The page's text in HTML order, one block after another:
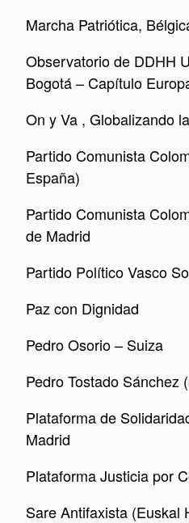
Marcha Patriótica,
Observatorio de DDHH
Bogotá – Capítulo
On y Va , Globalizando
Partido Comunista
España)
Partido Comunista
de Madrid
Partido Político Vasco
Paz con Dignidad
Pedro Osorio – Suiza
Pedro Tostado Sánchez
Plataforma de
Madrid
Plataforma Justicia por
Sare Antifaxista (Euskal